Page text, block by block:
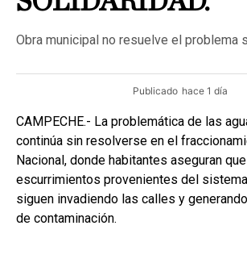
Obra municipal no resuelve el problema
Publicado hace 1 día
CAMPECHE.- La problemática de las
continúa sin resolverse en el
Nacional, donde habitantes aseguran
escurrimientos provenientes del
siguen invadiendo las calles y
de contaminación.